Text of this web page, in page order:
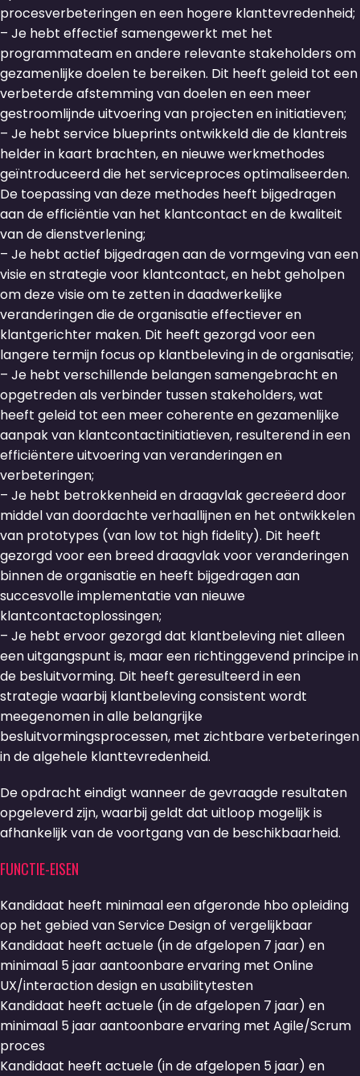
procesverbeteringen en een hogere klanttevredenheid;
– Je hebt effectief samengewerkt met het
programmateam en andere relevante stakeholders om
gezamenlijke doelen te bereiken. Dit heeft geleid tot een
verbeterde afstemming van doelen en een meer
gestroomlijnde uitvoering van projecten en initiatieven;
– Je hebt service blueprints ontwikkeld die de klantreis
helder in kaart brachten, en nieuwe werkmethodes
geïntroduceerd die het serviceproces optimaliseerden.
De toepassing van deze methodes heeft bijgedragen
aan de efficiëntie van het klantcontact en de kwaliteit
van de dienstverlening;
– Je hebt actief bijgedragen aan de vormgeving van een
visie en strategie voor klantcontact, en hebt geholpen
om deze visie om te zetten in daadwerkelijke
veranderingen die de organisatie effectiever en
klantgerichter maken. Dit heeft gezorgd voor een
langere termijn focus op klantbeleving in de organisatie;
– Je hebt verschillende belangen samengebracht en
opgetreden als verbinder tussen stakeholders, wat
heeft geleid tot een meer coherente en gezamenlijke
aanpak van klantcontactinitiatieven, resulterend in een
efficiëntere uitvoering van veranderingen en
verbeteringen;
– Je hebt betrokkenheid en draagvlak gecreëerd door
middel van doordachte verhaallijnen en het ontwikkelen
van prototypes (van low tot high fidelity). Dit heeft
gezorgd voor een breed draagvlak voor veranderingen
binnen de organisatie en heeft bijgedragen aan
succesvolle implementatie van nieuwe
klantcontactoplossingen;
– Je hebt ervoor gezorgd dat klantbeleving niet alleen
een uitgangspunt is, maar een richtinggevend principe in
de besluitvorming. Dit heeft geresulteerd in een
strategie waarbij klantbeleving consistent wordt
meegenomen in alle belangrijke
besluitvormingsprocessen, met zichtbare verbeteringen
in de algehele klanttevredenheid.
De opdracht eindigt wanneer de gevraagde resultaten
opgeleverd zijn, waarbij geldt dat uitloop mogelijk is
afhankelijk van de voortgang van de beschikbaarheid.
FUNCTIE-EISEN
Kandidaat heeft minimaal een afgeronde hbo opleiding
op het gebied van Service Design of vergelijkbaar
Kandidaat heeft actuele (in de afgelopen 7 jaar) en
minimaal 5 jaar aantoonbare ervaring met Online
UX/interaction design en usabilitytesten
Kandidaat heeft actuele (in de afgelopen 7 jaar) en
minimaal 5 jaar aantoonbare ervaring met Agile/Scrum
proces
Kandidaat heeft actuele (in de afgelopen 5 jaar) en